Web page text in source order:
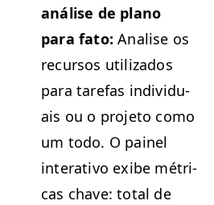
análise de plano
para fato: Analise os
recur­sos uti­liza­dos
para tare­fas indi­vid­u­
ais ou o pro­je­to como
um todo. O painel
inter­a­ti­vo exibe métri­
c­as chave: total de